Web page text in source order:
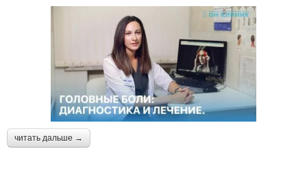
читать дальше →